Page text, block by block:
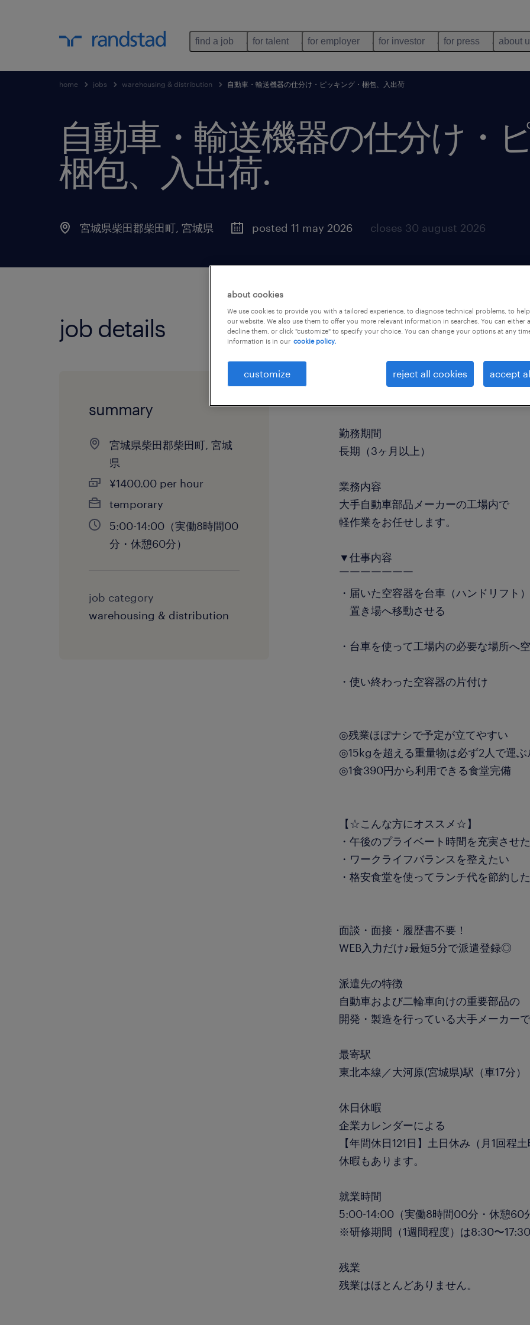
find a job for talent for employer for investor for press about
home jobs warehousing & distribution 自動車・輸送機器の仕分け・ピッキング・梱包、入出荷
自動車・輸送機器の仕分け・
梱包、入出荷.
宮城県柴田郡柴田町, 宮城県 posted 11 may 2026 closes 30 august 2026
job details
summary
宮城県柴田郡柴田町, 宮城
県
¥1400.00 per hour
temporary
5:00-14:00（実働8時間00
分・休憩60分）
job category
warehousing & distribution
勤務期間
長期（3ヶ月以上）
業務内容
大手自動車部品メーカーの工場内で
軽作業をお任せします。
▼仕事内容
￣￣￣￣￣￣￣
・届いた空容器を台車（ハンドリフト
置き場へ移動させる
・台車を使って工場内の必要な場所へ
・使い終わった空容器の片付け
◎残業ほぼナシで予定が立てやすい
◎15kgを超える重量物は必ず2人で運ぶ
◎1食390円から利用できる食堂完備
【☆こんな方にオススメ☆】
・午後のプライベート時間を充実させ
・ワークライフバランスを整えたい
・格安食堂を使ってランチ代を節約し
面談・面接・履歴書不要！
WEB入力だけ♪最短5分で派遣登録◎
派遣先の特徴
自動車および二輪車向けの重要部品の
開発・製造を行っている大手メーカーで
最寄駅
東北本線／大河原(宮城県)駅（車17分）
休日休暇
企業カレンダーによる
【年間休日121日】土日休み（月1回程
休暇もあります。
就業時間
5:00-14:00（実働8時間00分・休憩60
※研修期間（1週間程度）は8:30〜17:30
残業
残業はほとんどありません。
about cookies
We use cookies to provide you with a tailored experience, to diagnose technical problems, to
our website. We also use them to offer you more relevant information in searches. You can either
decline them, or click "customize" to specify your choice. You can change your options at any
information is in our cookie policy.
customize reject all cookies accept